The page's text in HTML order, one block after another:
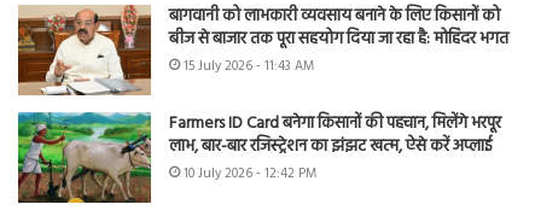
बागवानी को लाभकारी व्यवसाय बनाने के लिए किसानों को
बीज से बाजार तक पूरा सहयोग दिया जा रहा है: मोहिंदर भगत
15 July 2026 - 11:43 AM
Farmers ID Card बनेगा किसानों की पहचान, मिलेंगे भरपूर
लाभ, बार-बार रजिस्ट्रेशन का झंझट खत्म, ऐसे करें अप्लाई
10 July 2026 - 12:42 PM